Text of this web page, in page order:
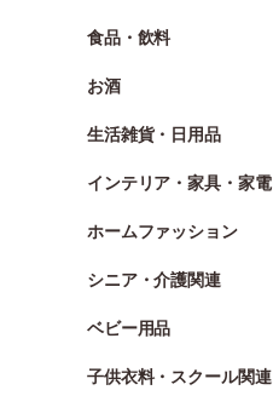
食品・飲料
お酒
生活雑貨・日用品
インテリア・家具・家電
ホームファッション
シニア・介護関連
ベビー用品
子供衣料・スクール関連